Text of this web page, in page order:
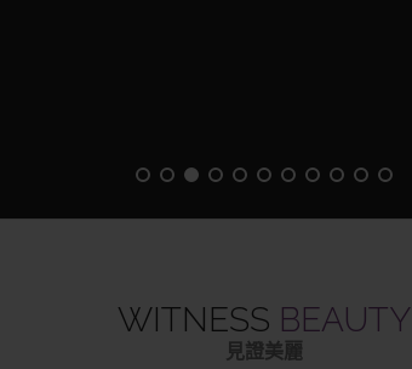
WITNESS BEAUTY
見證美麗